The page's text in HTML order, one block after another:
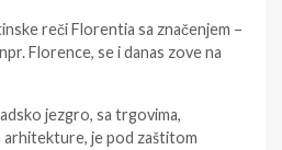
reči Florentia sa značenjem –
Florence, se i danas zove na
jezgro, sa trgovima,
arhitekture, je pod zaštitom